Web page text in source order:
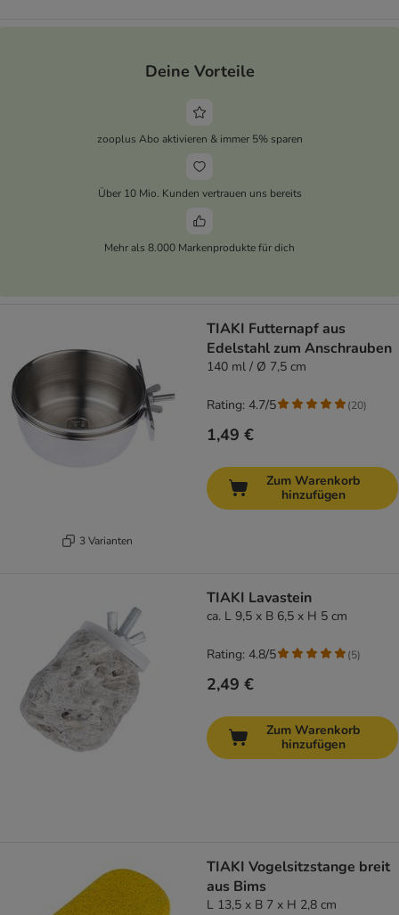
Deine Vorteile
zooplus Abo aktivieren & immer 5% sparen
Über 10 Mio. Kunden vertrauen uns bereits
Mehr als 8.000 Markenprodukte für dich
3 Varianten
TIAKI Futternapf aus
Edelstahl zum Anschrauben
140 ml / Ø 7,5 cm
1,49 €
Rating: 4.7/5 (20)
Zum Warenkorb
hinzufügen
TIAKI Lavastein
ca. L 9,5 x B 6,5 x H 5 cm
2,49 €
Rating: 4.8/5 (5)
Zum Warenkorb
hinzufügen
TIAKI Vogelsitzstange breit
aus Bims
L 13,5 x B 7 x H 2,8 cm